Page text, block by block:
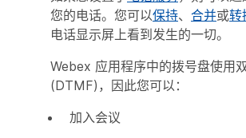
您的电话。您可以保持、 合并或转
电话显示屏上看到发生的一切。
Webex 应用程序中的拨号盘使用
(DTMF)，因此您可以：
加入会议